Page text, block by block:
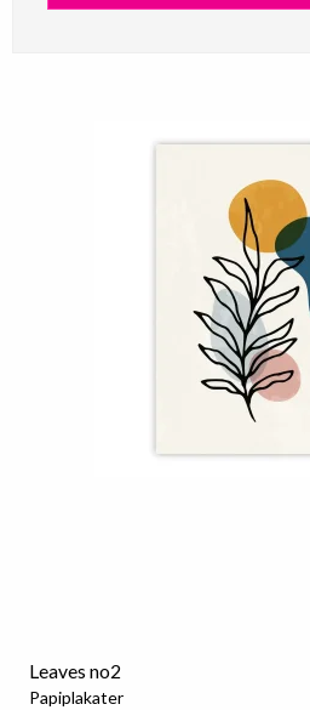
Leaves no2
Papiplakater